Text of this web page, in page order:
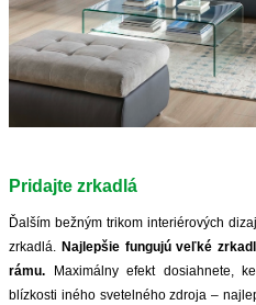
Pridajte zrkadlá
Ďalším bežným trikom interiérových
zrkadlá. Najlepšie fungujú veľké
rámu.
Maximálny efekt dosiahnete,
blízkosti iného svetelného zdroja –